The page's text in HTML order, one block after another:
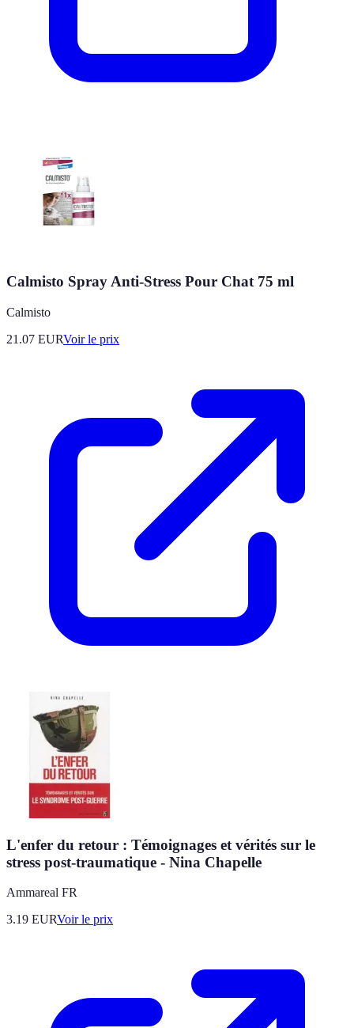
Calmisto Spray Anti-Stress Pour Chat 75 ml
Calmisto
21.07 EURVoir le prix
L'enfer du retour : Témoignages et vérités sur le
stress post-traumatique - Nina Chapelle
Ammareal FR
3.19 EURVoir le prix